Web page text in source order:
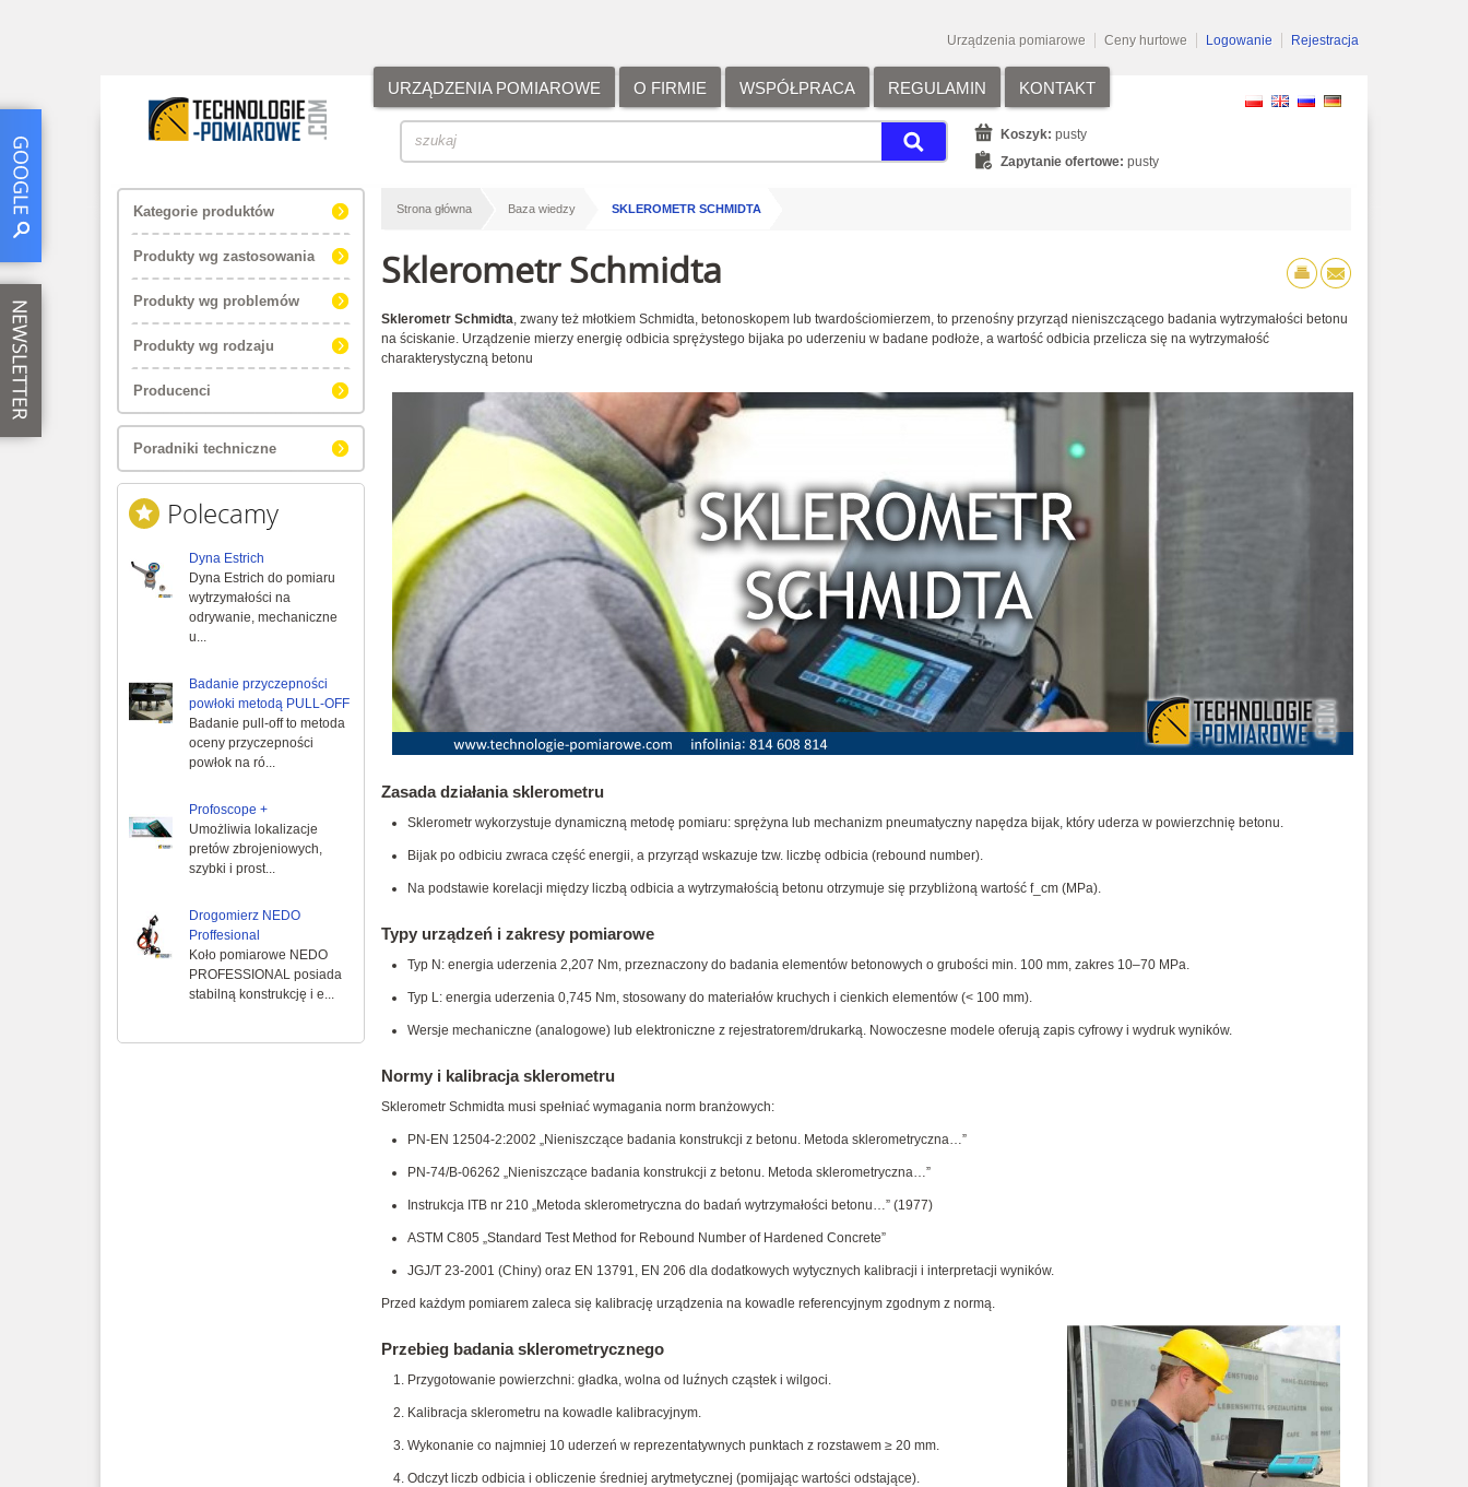
Urządzenia pomiarowe Ceny hurtowe Logowanie Rejestracja
URZĄDZENIA POMIAROWE O FIRMIE WSPÓŁPRACA REGULAMIN KONTAKT
Koszyk: pusty
Zapytanie ofertowe: pusty
Kategorie produktów
Produkty wg zastosowania
Produkty wg problemów
Produkty wg rodzaju
Producenci
Poradniki techniczne
Polecamy
Dyna Estrich
Dyna Estrich do pomiaru
wytrzymałości na
odrywanie, mechaniczne
u...
Badanie przyczepności
powłoki metodą PULL-OFF
Badanie pull-off to metoda
oceny przyczepności
powłok na ró...
Profoscope +
Umożliwia lokalizacje
pretów zbrojeniowych,
szybki i prost...
Drogomierz NEDO
Proffesional
Koło pomiarowe NEDO
PROFESSIONAL posiada
stabilną konstrukcję i e...
Strona główna Baza wiedzy SKLEROMETR SCHMIDTA
Sklerometr Schmidta
Sklerometr Schmidta, zwany też młotkiem Schmidta, betonoskopem lub twardościomierzem, to przenośny przyrząd nieniszczącego badania wytrzymałości betonu
na ściskanie. Urządzenie mierzy energię odbicia sprężystego bijaka po uderzeniu w badane podłoże, a wartość odbicia przelicza się na wytrzymałość
charakterystyczną betonu
Zasada działania sklerometru
Sklerometr wykorzystuje dynamiczną metodę pomiaru: sprężyna lub mechanizm pneumatyczny napędza bijak, który uderza w powierzchnię betonu.
Bijak po odbiciu zwraca część energii, a przyrząd wskazuje tzw. liczbę odbicia (rebound number).
Na podstawie korelacji między liczbą odbicia a wytrzymałością betonu otrzymuje się przybliżoną wartość f_cm (MPa).
Typy urządzeń i zakresy pomiarowe
Typ N: energia uderzenia 2,207 Nm, przeznaczony do badania elementów betonowych o grubości min. 100 mm, zakres 10–70 MPa.
Typ L: energia uderzenia 0,745 Nm, stosowany do materiałów kruchych i cienkich elementów (< 100 mm).
Wersje mechaniczne (analogowe) lub elektroniczne z rejestratorem/drukarką. Nowoczesne modele oferują zapis cyfrowy i wydruk wyników.
Normy i kalibracja sklerometru
Sklerometr Schmidta musi spełniać wymagania norm branżowych:
PN-EN 12504-2:2002 „Nieniszczące badania konstrukcji z betonu. Metoda sklerometryczna…”
PN-74/B-06262 „Nieniszczące badania konstrukcji z betonu. Metoda sklerometryczna…”
Instrukcja ITB nr 210 „Metoda sklerometryczna do badań wytrzymałości betonu…” (1977)
ASTM C805 „Standard Test Method for Rebound Number of Hardened Concrete”
JGJ/T 23-2001 (Chiny) oraz EN 13791, EN 206 dla dodatkowych wytycznych kalibracji i interpretacji wyników.
Przed każdym pomiarem zaleca się kalibrację urządzenia na kowadle referencyjnym zgodnym z normą.
Przebieg badania sklerometrycznego
Przygotowanie powierzchni: gładka, wolna od luźnych cząstek i wilgoci.
Kalibracja sklerometru na kowadle kalibracyjnym.
Wykonanie co najmniej 10 uderzeń w reprezentatywnych punktach z rozstawem ≥ 20 mm.
Odczyt liczb odbicia i obliczenie średniej arytmetycznej (pomijając wartości odstające).